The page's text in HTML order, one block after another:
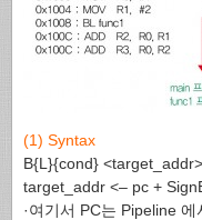
(1) Syntax
B{L}{cond} <target_addr>
target_addr <– pc +
·여기서 PC는 Pipeline